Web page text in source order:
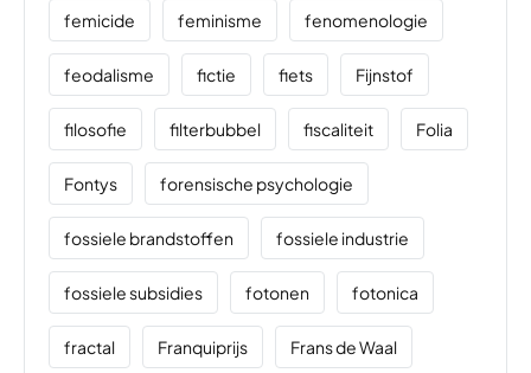
femicide feminisme fenomenologie
feodalisme fictie fiets Fijnstof
filosofie filterbubbel fiscaliteit Folia
Fontys forensische psychologie
fossiele brandstoffen fossiele industrie
fossiele subsidies fotonen fotonica
fractal Franquiprijs Frans de Waal